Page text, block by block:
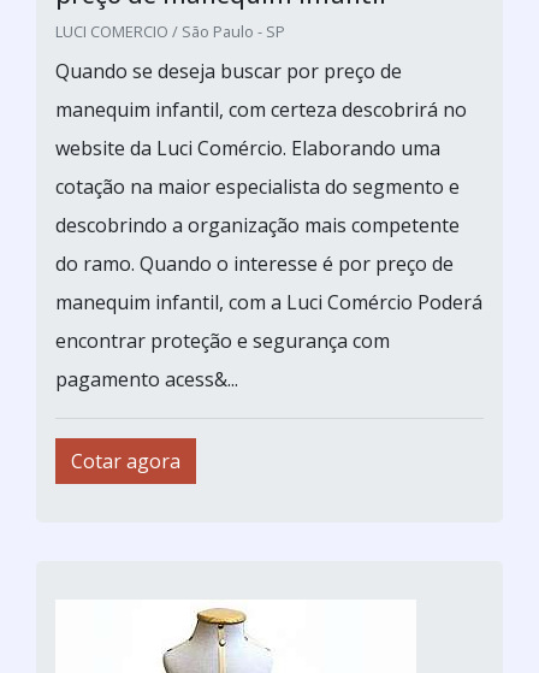
LUCI COMERCIO / São Paulo - SP
Quando se deseja buscar por preço de
manequim infantil, com certeza descobrirá no
website da Luci Comércio. Elaborando uma
cotação na maior especialista do segmento e
descobrindo a organização mais competente
do ramo. Quando o interesse é por preço de
manequim infantil, com a Luci Comércio Poderá
encontrar proteção e segurança com
pagamento acess&...
Cotar agora